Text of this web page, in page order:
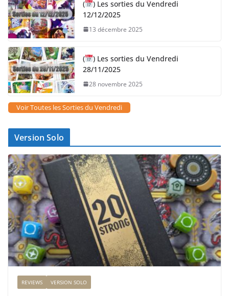
(
) Les sorties du Vendredi
12/12/2025
13 décembre 2025
(
) Les sorties du Vendredi
28/11/2025
28 novembre 2025
Voir Toutes les Sorties du Vendredi
Version Solo
REVIEWS VERSION SOLO